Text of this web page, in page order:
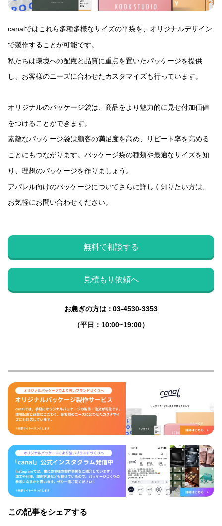
canalではこれら多種多様なサイズの平袋を、オリジナルデザイン
で製作することが可能です。
私たちは環境への配慮と品質に重点を置いたパッケージを提供
し、お客様のニーズに合わせたカスタマイズも行っています。
オリジナルのパッケージ袋は、商品をより魅力的に見せ付加価値
をつけることができます。
素敵なパッケージ袋は顧客の満足度を高め、リピート率を高める
ことにもつながります。パッケージ袋の種類や最適なサイズを知
り、理想のパッケージを作りましょう。
アパレル向けのパッケージについてさらに詳しく知りたい方は、
お気軽にお問い合わせください。
無料で相談する
見積もり依頼へ
お急ぎの方は：03-4530-3353
（平日：10:00~19:00）
この記事をシェアする